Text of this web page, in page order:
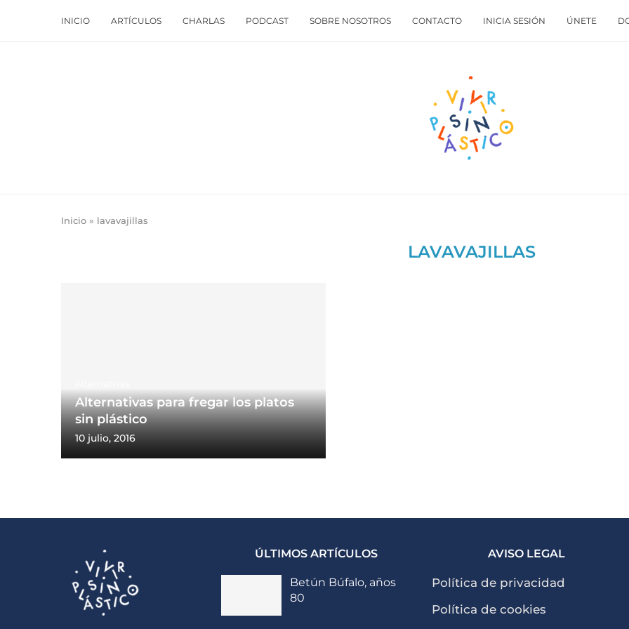
INICIO ARTÍCULOS CHARLAS PODCAST SOBRE NOSOTROS CONTACTO INICIA SESIÓN ÚNETE
Inicio » lavavajillas
LAVAVAJILLAS
Alternativas para fregar los platos
sin plástico
10 julio, 2016
ÚLTIMOS ARTÍCULOS
Betún Búfalo, años
80
AVISO LEGAL
Política de privacidad
Política de cookies